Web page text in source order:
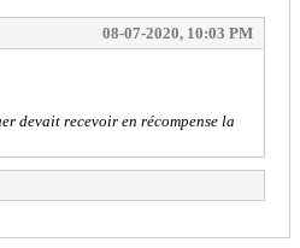
08-07-2020, 10:03 PM
devait recevoir en récompense la